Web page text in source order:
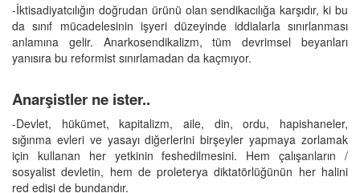
-İktisadiyatcılığın doğrudan ürünü olan sendikacılığa karşıdır, ki bu
da sınıf mücadelesinin işyeri düzeyinde iddialarla sınırlanması
anlamına gelir. Anarkosendikalizm, tüm devrimsel beyanları
yanısıra bu reformist sınırlamadan da kaçmıyor.
Anarşistler ne ister..
-Devlet, hükümet, kapitalizm, aile, din, ordu, hapishaneler,
sığınma evleri ve yasayı diğerlerini birşeyler yapmaya zorlamak
için kullanan her yetkinin feshedilmesini. Hem çalışanların /
sosyalist devletin, hem de proleterya diktatörlüğünün her halini
red edişi de bundandır.